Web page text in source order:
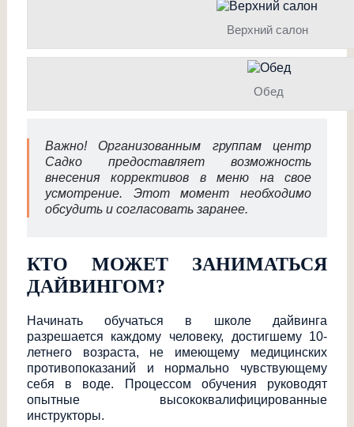
Верхний салон
Обед
Важно! Организованным группам центр
Садко предоставляет возможность
внесения коррективов в меню на свое
усмотрение. Этот момент необходимо
обсудить и согласовать заранее.
КТО МОЖЕТ ЗАНИМАТЬСЯ
ДАЙВИНГОМ?
Начинать обучаться в школе дайвинга
разрешается каждому человеку, достигшему 10-
летнего возраста, не имеющему медицинских
противопоказаний и нормально чувствующему
себя в воде. Процессом обучения руководят
опытные высококвалифицированные
инструкторы.